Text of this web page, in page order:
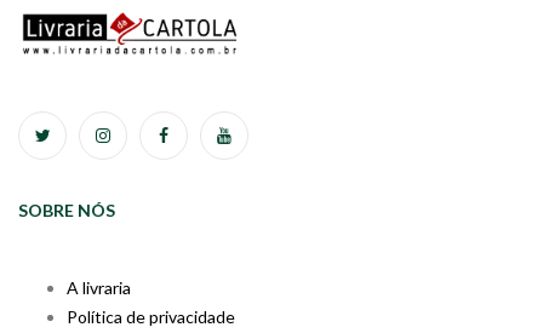
SOBRE NÓS
A livraria
Política de privacidade